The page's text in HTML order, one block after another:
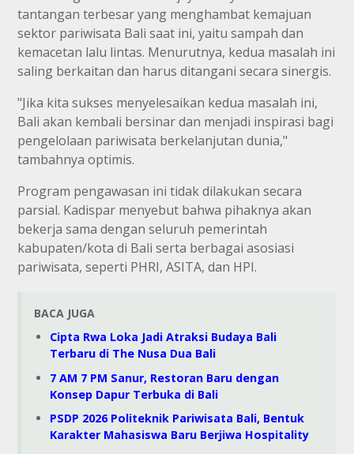
tantangan terbesar yang menghambat kemajuan
sektor pariwisata Bali saat ini, yaitu sampah dan
kemacetan lalu lintas. Menurutnya, kedua masalah ini
saling berkaitan dan harus ditangani secara sinergis.
"Jika kita sukses menyelesaikan kedua masalah ini,
Bali akan kembali bersinar dan menjadi inspirasi bagi
pengelolaan pariwisata berkelanjutan dunia,"
tambahnya optimis.
Program pengawasan ini tidak dilakukan secara
parsial. Kadispar menyebut bahwa pihaknya akan
bekerja sama dengan seluruh pemerintah
kabupaten/kota di Bali serta berbagai asosiasi
pariwisata, seperti PHRI, ASITA, dan HPI.
BACA JUGA
Cipta Rwa Loka Jadi Atraksi Budaya Bali
Terbaru di The Nusa Dua Bali
7 AM 7 PM Sanur, Restoran Baru dengan
Konsep Dapur Terbuka di Bali
PSDP 2026 Politeknik Pariwisata Bali, Bentuk
Karakter Mahasiswa Baru Berjiwa Hospitality